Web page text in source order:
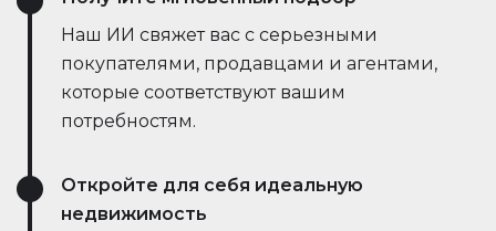
Наш ИИ свяжет вас с серьезными
покупателями, продавцами и агентами,
которые соответствуют вашим
потребностям.
Откройте для себя идеальную
недвижимость